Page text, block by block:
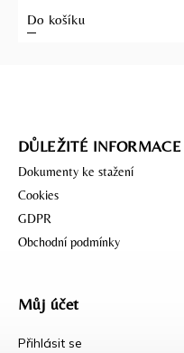
Do košíku
DŮLEŽITÉ INFORMACE
Dokumenty ke stažení
Cookies
GDPR
Obchodní podmínky
Můj účet
Přihlásit se